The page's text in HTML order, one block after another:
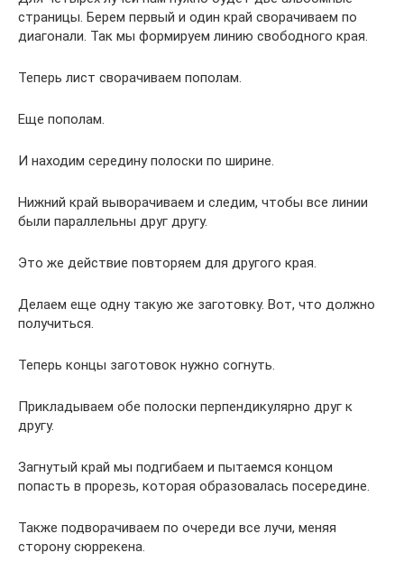
страницы. Берем первый и один край сворачиваем по
диагонали. Так мы формируем линию свободного края.
Теперь лист сворачиваем пополам.
Еще пополам.
И находим середину полоски по ширине.
Нижний край выворачиваем и следим, чтобы все линии
были параллельны друг другу.
Это же действие повторяем для другого края.
Делаем еще одну такую же заготовку. Вот, что должно
получиться.
Теперь концы заготовок нужно согнуть.
Прикладываем обе полоски перпендикулярно друг к
другу.
Загнутый край мы подгибаем и пытаемся концом
попасть в прорезь, которая образовалась посередине.
Также подворачиваем по очереди все лучи, меняя
сторону сюррекена.